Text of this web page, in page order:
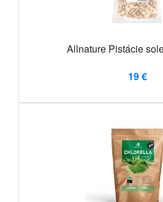
Allnature Pistácie
19 €